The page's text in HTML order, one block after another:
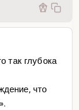
так глубока
что